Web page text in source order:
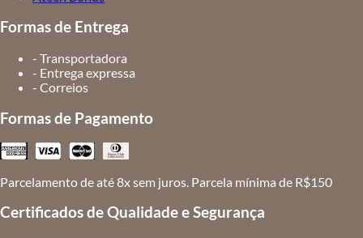
Formas de Entrega
- Transportadora
- Entrega expressa
- Correios
Formas de Pagamento
Parcelamento de até 8x sem juros. Parcela mínima de R$150
Certificados de Qualidade e Segurança